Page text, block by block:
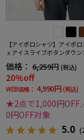
【アイポロシャツ】アイポ
ｘアイスライブボタンダウ
夏
価格： 6,259円 (税込)
20%off
WEB価格： 4,990円 (税込)
★2点で1,000円OFF
0円OFF対象
5.0